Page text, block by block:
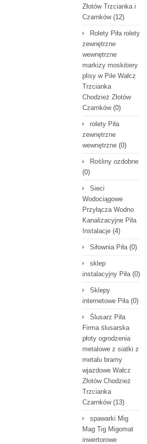
Złotów Trzcianka i
Czarnków(12)
Rolety Piła rolety
zewnętrzne
wewnętrzne
markizy moskitiery
plisy w Pile Wałcz
Trzcianka
Chodzież Złotów
Czarnków(0)
rolety Piła
zewnętrzne
wewnętrzne (0)
Rośliny ozdobne
(0)
Sieci
Wodociągowe
Przyłącza Wodno
Kanalizacyjne Piła
Instalacje (4)
Siłownia Piła(0)
sklep
instalacyjny Piła(0)
Sklepy
internetowe Piła(0)
Ślusarz Piła
Firma ślusarska
płoty ogrodzenia
metalowe z siatki z
metalu bramy
wjazdowe Wałcz
Złotów Chodzież
Trzcianka
Czarnków(13)
spawarki Mig
Mag Tig Migomat
inwertorowe